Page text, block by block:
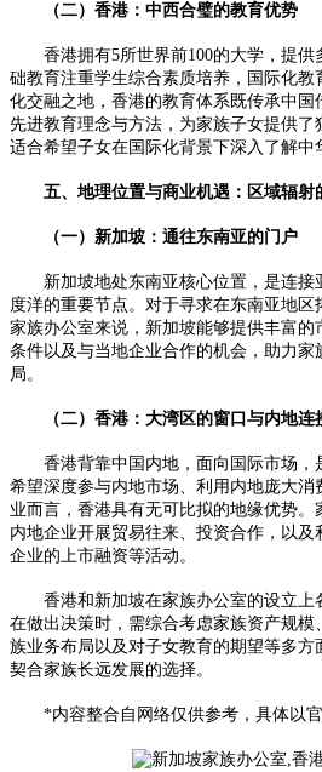
（二）香港：中西合璧的教育优势
香港拥有5所世界前100的大学，提供
础教育注重学生综合素质培养，国际化教
化交融之地，香港的教育体系既传承中
先进教育理念与方法，为家族子女提供
适合希望子女在国际化背景下深入了解中
五、地理位置与商业机遇：区域辐射
（一）新加坡：通往东南亚的门户
新加坡地处东南亚核心位置，是连接
度洋的重要节点。对于寻求在东南亚地区
家族办公室来说，新加坡能够提供丰富
条件以及与当地企业合作的机会，助力家
局。
（二）香港：大湾区的窗口与内地连
香港背靠中国内地，面向国际市场，
希望深度参与内地市场、利用内地庞大
业而言，香港具有无可比拟的地缘优势
内地企业开展贸易往来、投资合作，以
企业的上市融资等活动。
香港和新加坡在家族办公室的设立上
在做出决策时，需综合考虑家族资产规模
族业务布局以及对子女教育的期望等多
契合家族长远发展的选择。
*内容整合自网络仅供参考，具体以官